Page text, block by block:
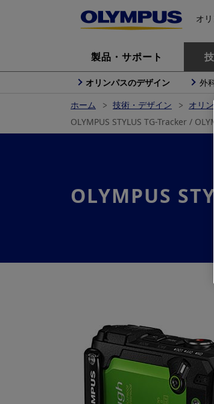
オ
製品・サポート
オリンパスのデザイン 外
ホーム
技術・デザイン オリ
OLYMPUS STYLUS TG-Tracker /
OLYMPUS